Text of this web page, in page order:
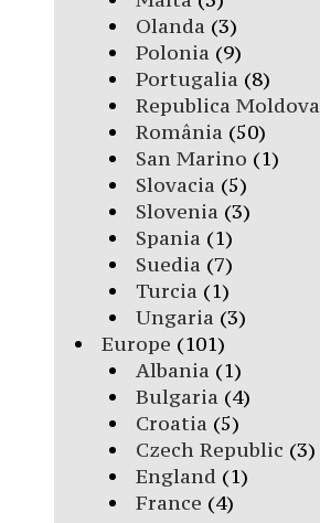
Olanda (3)
Polonia (9)
Portugalia (8)
Republica Moldova
România (50)
San Marino (1)
Slovacia (5)
Slovenia (3)
Spania (1)
Suedia (7)
Turcia (1)
Ungaria (3)
Europe (101)
Albania (1)
Bulgaria (4)
Croatia (5)
Czech Republic (3)
England (1)
France (4)